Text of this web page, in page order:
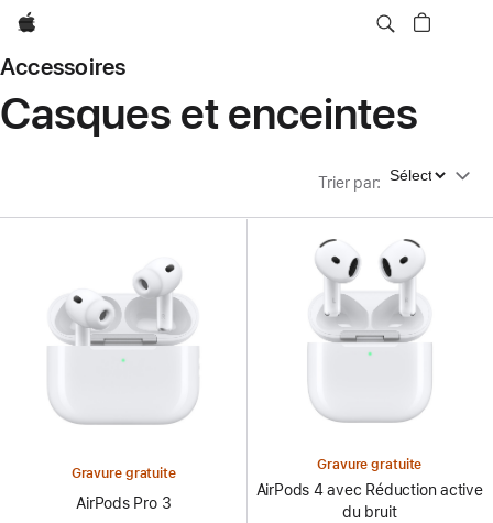
Apple
Accessoires
Casques et enceintes
Trier par: Trier par
Gravure gratuite
AirPods Pro 3
Gravure gratuite
AirPods 4 avec Réduction active
du bruit